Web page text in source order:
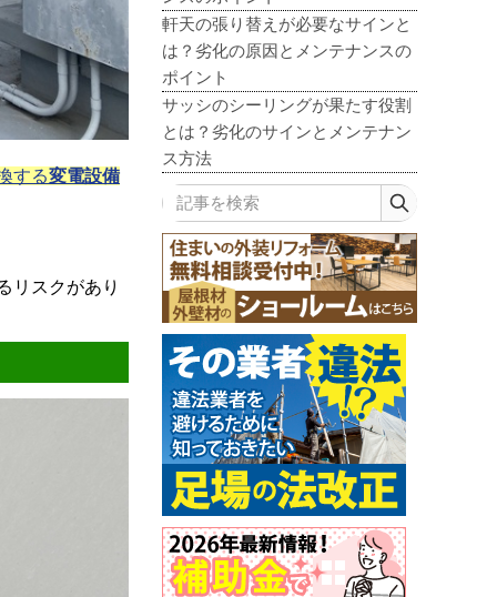
する変電設備
リスクがあり
軒天の張り替えが必要なサインと
は？劣化の原因とメンテナンスの
ポイント
サッシのシーリングが果たす役割
とは？劣化のサインとメンテナン
ス方法
記事を検索